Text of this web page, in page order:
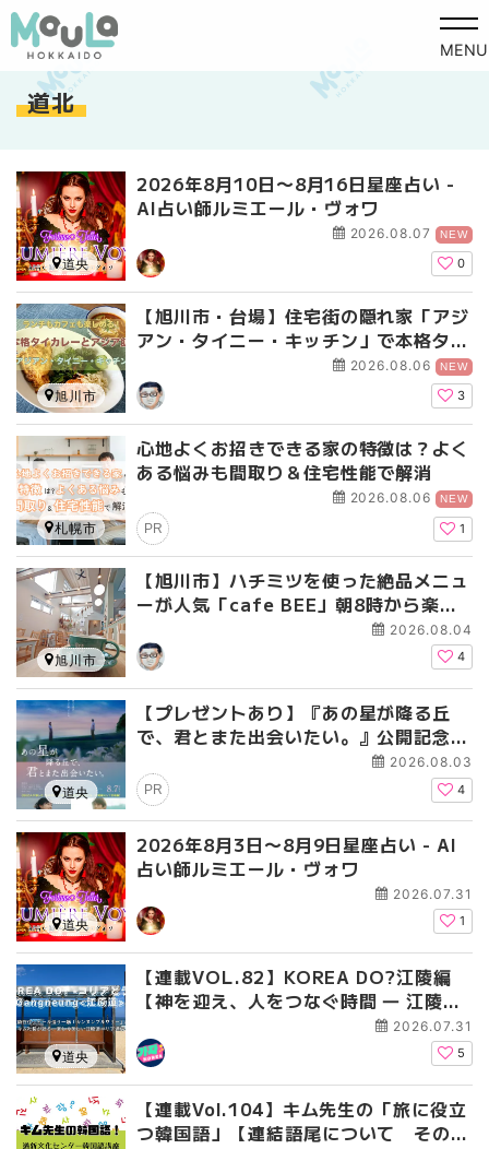
MENU
道北
2026年8月10日〜8月16日星座占い -
AI占い師ルミエール・ヴォワ
2026.08.07 NEW
0
道央
【旭川市・台場】住宅街の隠れ家「アジ
アン・タイニー・キッチン」で本格タイ
カレーと週替わりアジア料理を満喫♪
2026.08.06 NEW
3
旭川市
心地よくお招きできる家の特徴は？よく
ある悩みも間取り＆住宅性能で解消
2026.08.06 NEW
PR 1
札幌市
【旭川市】ハチミツを使った絶品メニュ
ーが人気「cafe BEE」朝8時から楽し
めるモーニング＆ランチカフェ2026.08.04
4
旭川市
【プレゼントあり】『あの星が降る丘
で、君とまた出会いたい。』公開記念プ
レゼントキャンペーン〜『あの花が咲く
丘で、君とまた出会えたら。』の続編に
して完結編
2026.08.03
PR 4
道央
2026年8月3日〜8月9日星座占い - AI
占い師ルミエール・ヴォワ
2026.07.31
1
道央
【連載VOL.82】KOREA DO?江陵編
【神を迎え、人をつなぐ時間 ― 江陵端
2026.07.31
5
道央
【連載Vol.104】キム先生の「旅に役立
つ韓国語」【連結語尾について その